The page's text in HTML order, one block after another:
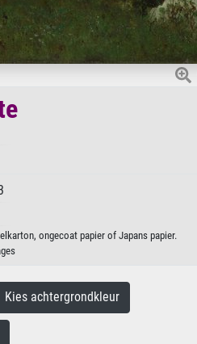
ongecoat papier of Japans papier.
Kies achtergrondkleur